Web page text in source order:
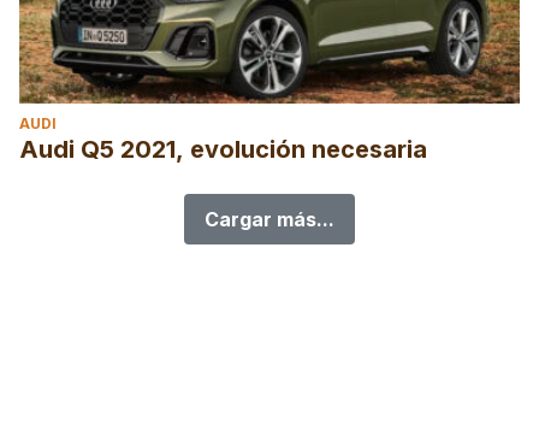
AUDI
Audi Q5 2021, evolución necesaria
Cargar más...